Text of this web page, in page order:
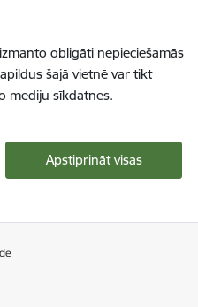
obligāti nepieciešamās
šajā vietnē var tikt
mediju sīkdatnes.
Apstiprināt visas